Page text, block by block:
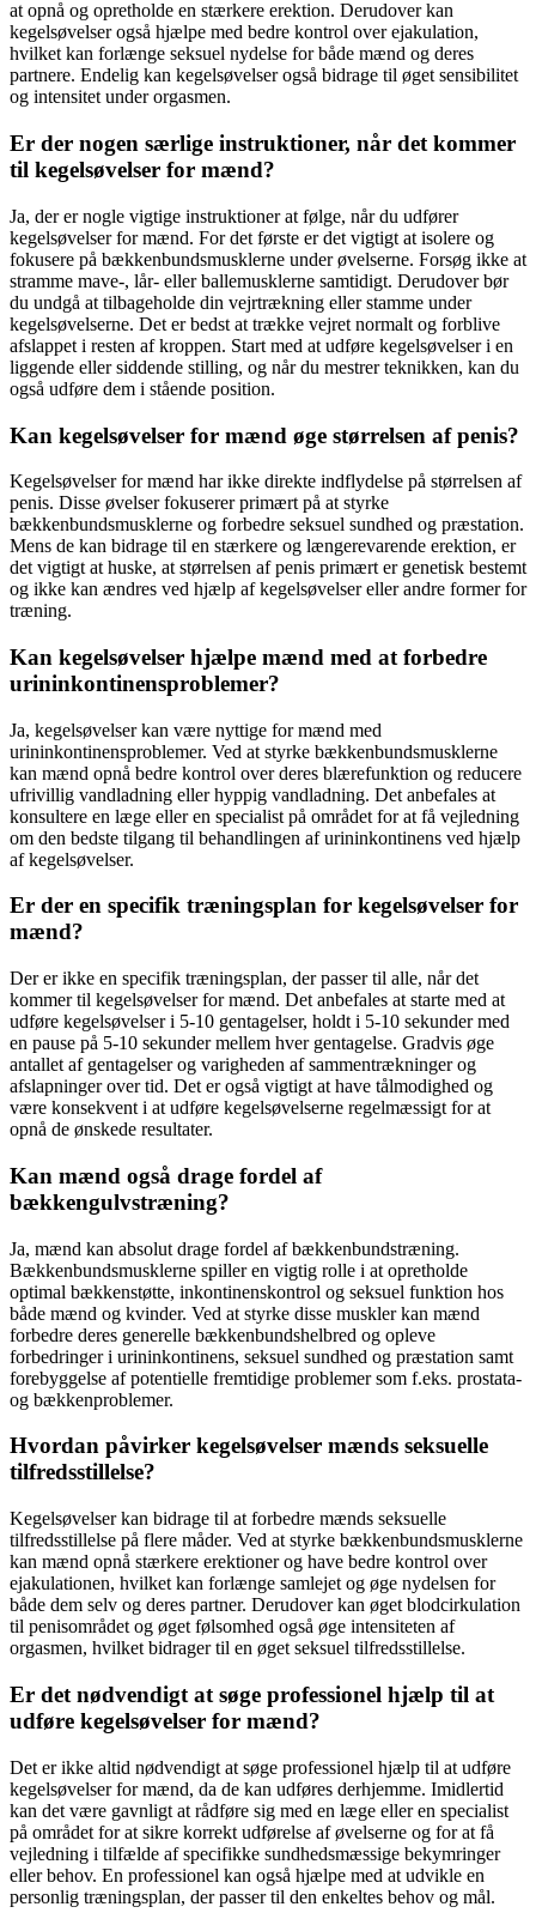
at opnå og opretholde en stærkere erektion. Derudover kan
kegelsøvelser også hjælpe med bedre kontrol over ejakulation,
hvilket kan forlænge seksuel nydelse for både mænd og deres
partnere. Endelig kan kegelsøvelser også bidrage til øget sensibilitet
og intensitet under orgasmen.
Er der nogen særlige instruktioner, når det kommer
til kegelsøvelser for mænd?
Ja, der er nogle vigtige instruktioner at følge, når du udfører
kegelsøvelser for mænd. For det første er det vigtigt at isolere og
fokusere på bækkenbundsmusklerne under øvelserne. Forsøg ikke at
stramme mave-, lår- eller ballemusklerne samtidigt. Derudover bør
du undgå at tilbageholde din vejrtrækning eller stamme under
kegelsøvelserne. Det er bedst at trække vejret normalt og forblive
afslappet i resten af ​​kroppen. Start med at udføre kegelsøvelser i en
liggende eller siddende stilling, og når du mestrer teknikken, kan du
også udføre dem i stående position.
Kan kegelsøvelser for mænd øge størrelsen af ​​penis?
Kegelsøvelser for mænd har ikke direkte indflydelse på størrelsen af ​​
penis. Disse øvelser fokuserer primært på at styrke
bækkenbundsmusklerne og forbedre seksuel sundhed og præstation.
Mens de kan bidrage til en stærkere og længerevarende erektion, er
det vigtigt at huske, at størrelsen af ​​penis primært er genetisk bestemt
og ikke kan ændres ved hjælp af kegelsøvelser eller andre former for
træning.
Kan kegelsøvelser hjælpe mænd med at forbedre
urininkontinensproblemer?
Ja, kegelsøvelser kan være nyttige for mænd med
urininkontinensproblemer. Ved at styrke bækkenbundsmusklerne
kan mænd opnå bedre kontrol over deres blærefunktion og reducere
ufrivillig vandladning eller hyppig vandladning. Det anbefales at
konsultere en læge eller en specialist på området for at få vejledning
om den bedste tilgang til behandlingen af ​​urininkontinens ved hjælp
af kegelsøvelser.
Er der en specifik træningsplan for kegelsøvelser for
mænd?
Der er ikke en specifik træningsplan, der passer til alle, når det
kommer til kegelsøvelser for mænd. Det anbefales at starte med at
udføre kegelsøvelser i 5-10 gentagelser, holdt i 5-10 sekunder med
en pause på 5-10 sekunder mellem hver gentagelse. Gradvis øge
antallet af gentagelser og varigheden af ​​sammentrækninger og
afslapninger over tid. Det er også vigtigt at have tålmodighed og
være konsekvent i at udføre kegelsøvelserne regelmæssigt for at
opnå de ønskede resultater.
Kan mænd også drage fordel af
bækkengulvstræning?
Ja, mænd kan absolut drage fordel af bækkenbundstræning.
Bækkenbundsmusklerne spiller en vigtig rolle i at opretholde
optimal bækkenstøtte, inkontinenskontrol og seksuel funktion hos
både mænd og kvinder. Ved at styrke disse muskler kan mænd
forbedre deres generelle bækkenbundshelbred og opleve
forbedringer i urininkontinens, seksuel sundhed og præstation samt
forebyggelse af potentielle fremtidige problemer som f.eks. prostata-
og bækkenproblemer.
Hvordan påvirker kegelsøvelser mænds seksuelle
tilfredsstillelse?
Kegelsøvelser kan bidrage til at forbedre mænds seksuelle
tilfredsstillelse på flere måder. Ved at styrke bækkenbundsmusklerne
kan mænd opnå stærkere erektioner og have bedre kontrol over
ejakulationen, hvilket kan forlænge samlejet og øge nydelsen for
både dem selv og deres partner. Derudover kan øget blodcirkulation
til penisområdet og øget følsomhed også øge intensiteten af ​​
orgasmen, hvilket bidrager til en øget seksuel tilfredsstillelse.
Er det nødvendigt at søge professionel hjælp til at
udføre kegelsøvelser for mænd?
Det er ikke altid nødvendigt at søge professionel hjælp til at udføre
kegelsøvelser for mænd, da de kan udføres derhjemme. Imidlertid
kan det være gavnligt at rådføre sig med en læge eller en specialist
på området for at sikre korrekt udførelse af øvelserne og for at få
vejledning i tilfælde af specifikke sundhedsmæssige bekymringer
eller behov. En professionel kan også hjælpe med at udvikle en
personlig træningsplan, der passer til den enkeltes behov og mål.